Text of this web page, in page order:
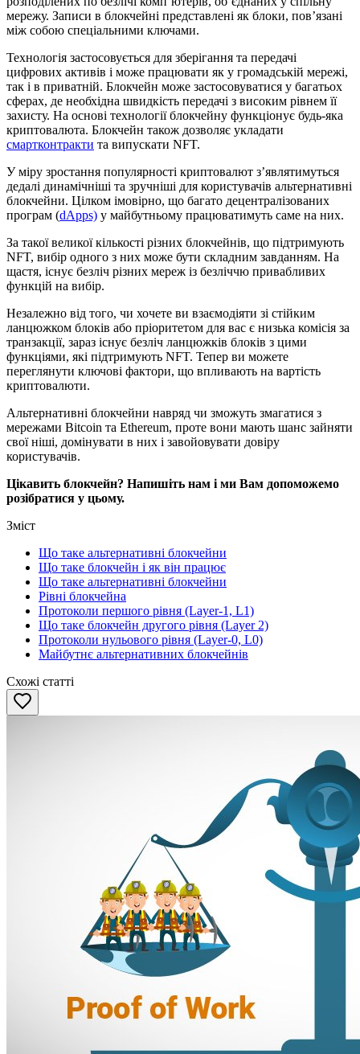
мережу. Записи в блокчейні представлені як блоки, пов’язані
між собою спеціальними ключами.
Технологія застосовується для зберігання та передачі
цифрових активів і може працювати як у громадській мережі,
так і в приватній. Блокчейн може застосовуватися у багатьох
сферах, де необхідна швидкість передачі з високим рівнем її
захисту. На основі технології блокчейну функціонує будь-яка
криптовалюта. Блокчейн також дозволяє укладати
смартконтракти та випускати NFT.
У міру зростання популярності криптовалют з’являтимуться
дедалі динамічніші та зручніші для користувачів альтернативні
блокчейни. Цілком імовірно, що багато децентралізованих
програм (dApps) у майбутньому працюватимуть саме на них.
За такої великої кількості різних блокчейнів, що підтримують
NFT, вибір одного з них може бути складним завданням. На
щастя, існує безліч різних мереж із безліччю привабливих
функцій на вибір.
Незалежно від того, чи хочете ви взаємодіяти зі стійким
ланцюжком блоків або пріоритетом для вас є низька комісія за
транзакції, зараз існує безліч ланцюжків блоків з цими
функціями, які підтримують NFT. Тепер ви можете
переглянути ключові фактори, що впливають на вартість
криптовалюти.
Альтернативні блокчейни навряд чи зможуть змагатися з
мережами Bitcoin та Ethereum, проте вони мають шанс зайняти
свої ніші, домінувати в них і завойовувати довіру
користувачів.
Цікавить блокчейн? Напишіть нам і ми Вам допоможемо
розібратися у цьому.
Зміст
Що таке альтернативні блокчейни
Що таке блокчейн і як він працює
Що таке альтернативні блокчейни
Рівні блокчейна
Протоколи першого рівня (Layer-1, L1)
Що таке блокчейн другого рівня (Layer 2)
Протоколи нульового рівня (Layer-0, L0)
Майбутнє альтернативних блокчейнів
Схожі статті